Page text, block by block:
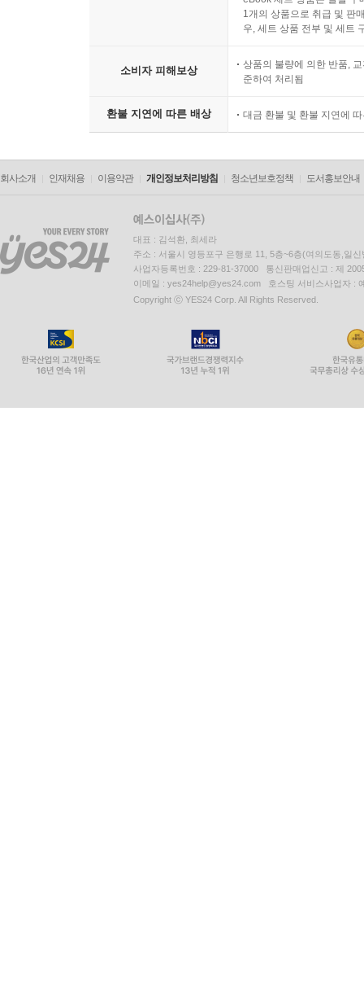
1개의 상품으로 취급 및 판
우, 세트 상품 전부 및 세트
소비자 피해보상
상품의 불량에 의한 반품,
준하여 처리됨
환불 지연에 따른 배상 대금 환불 및 환불 지연에
회사소개 인재채용 이용약관 개인정보처리방침 청소년보호정책 도서홍보안내
대표 : 김석환, 최세라
주소 : 서울시 영등포구 은행로 11, 5층~6층(여의도동,일신
사업자등록번호 : 229-81-37000 통신판매업신고 : 제
이메일 : yes24help@yes24.com 호스팅 서비스사업자 :
Copyright ⓒ YES24 Corp. All Rights Reserved.